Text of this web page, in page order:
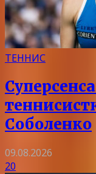
ТЕННИС
Соболенко
09.08.2026
20